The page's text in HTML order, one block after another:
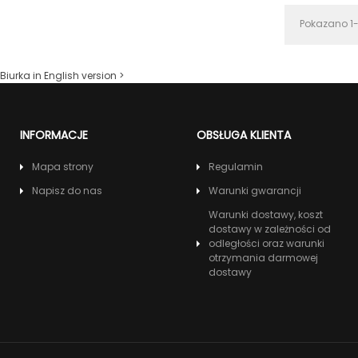
Pokazano
Biurka in English version >
INFORMACJE
Mapa strony
Napisz do nas
OBSŁUGA KLIENTA
Regulamin
Warunki gwarancji
Warunki dostawy, koszt
dostawy w zależności od
odległości oraz warunki
otrzymania darmowej
dostawy